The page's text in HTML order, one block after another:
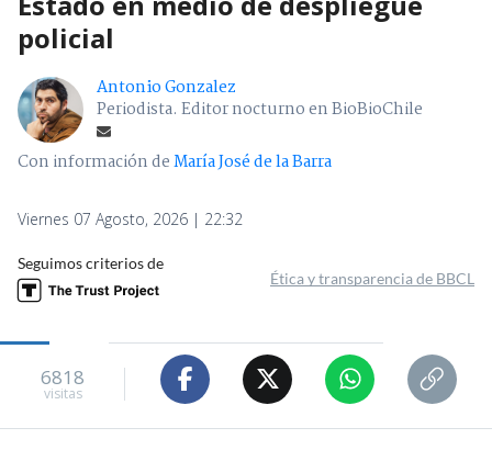
policial
Antonio Gonzalez
Periodista. Editor nocturno en BioBioChile
Con información deMaría José de la Barra
Viernes 07 Agosto, 2026 | 22:32
Seguimos criterios de
Ética y transparencia de BBCL
6818
visitas